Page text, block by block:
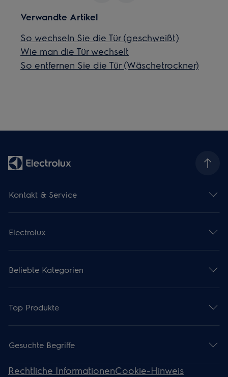
Verwandte Artikel
So wechseln Sie die Tür (geschweißt)
Wie man die Tür wechselt
So entfernen Sie die Tür (Wäschetrockner)
Kontakt & Service
Electrolux
Beliebte Kategorien
Top Produkte
Gesuchte Begriffe
Rechtliche InformationenCookie-Hinweis